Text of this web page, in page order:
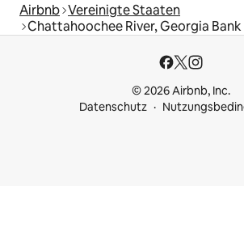
Airbnb Vereinigte Staaten
Chattahoochee River, Georgia Bank
© 2026 Airbnb, Inc.
Datenschutz